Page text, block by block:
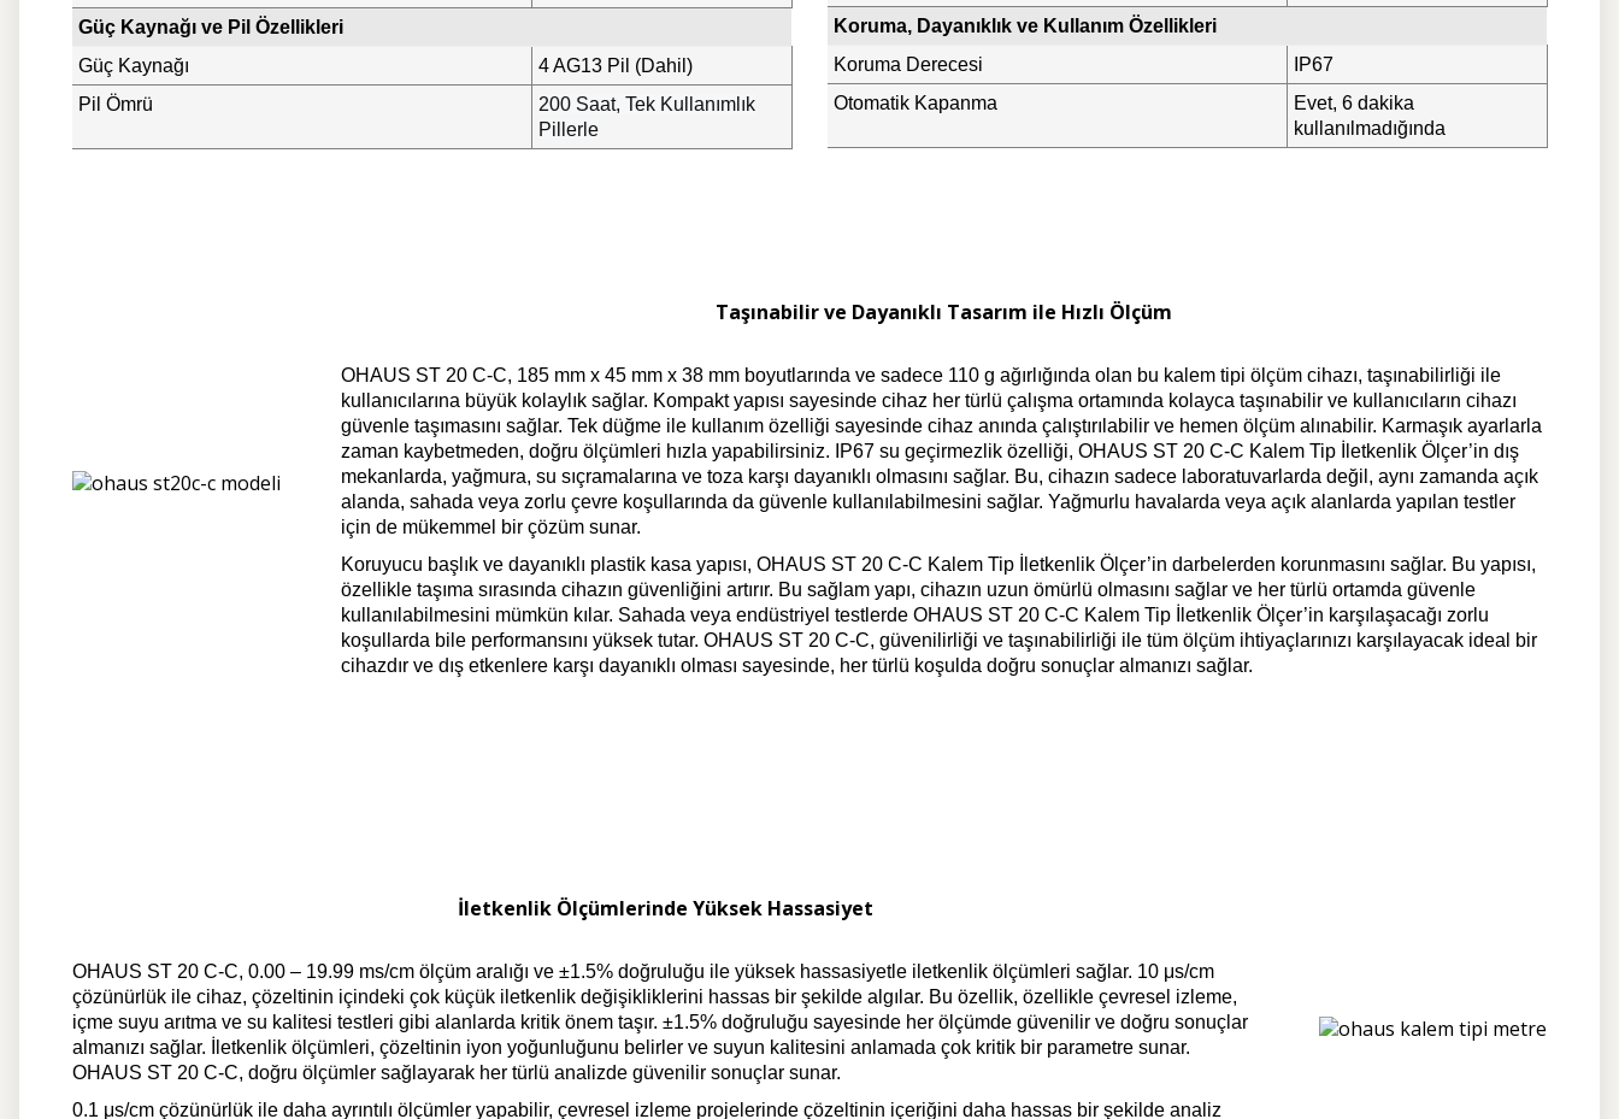
Güç Kaynağı ve Pil Özellikleri
Güç Kaynağı
4 AG13 Pil (Dahil)
Pil Ömrü
200 Saat, Tek Kullanımlık
Pillerle
Koruma, Dayanıklık ve Kullanım Özellikleri
Koruma Derecesi
IP67
Otomatik Kapanma
Evet, 6 dakika
kullanılmadığında
Taşınabilir ve Dayanıklı Tasarım ile Hızlı Ölçüm
OHAUS ST 20 C-C, 185 mm x 45 mm x 38 mm boyutlarında ve sadece 110 g ağırlığında olan bu kalem tipi ölçüm cihazı, taşınabilirliği ile
kullanıcılarına büyük kolaylık sağlar. Kompakt yapısı sayesinde cihaz her türlü çalışma ortamında kolayca taşınabilir ve kullanıcıların cihazı
güvenle taşımasını sağlar. Tek düğme ile kullanım özelliği sayesinde cihaz anında çalıştırılabilir ve hemen ölçüm alınabilir. Karmaşık ayarlarla
zaman kaybetmeden, doğru ölçümleri hızla yapabilirsiniz. IP67 su geçirmezlik özelliği, OHAUS ST 20 C-C Kalem Tip İletkenlik Ölçer’in dış
mekanlarda, yağmura, su sıçramalarına ve toza karşı dayanıklı olmasını sağlar. Bu, cihazın sadece laboratuvarlarda değil, aynı zamanda açık
alanda, sahada veya zorlu çevre koşullarında da güvenle kullanılabilmesini sağlar. Yağmurlu havalarda veya açık alanlarda yapılan testler
için de mükemmel bir çözüm sunar.
Koruyucu başlık ve dayanıklı plastik kasa yapısı, OHAUS ST 20 C-C Kalem Tip İletkenlik Ölçer’in darbelerden korunmasını sağlar. Bu yapısı,
özellikle taşıma sırasında cihazın güvenliğini artırır. Bu sağlam yapı, cihazın uzun ömürlü olmasını sağlar ve her türlü ortamda güvenle
kullanılabilmesini mümkün kılar. Sahada veya endüstriyel testlerde OHAUS ST 20 C-C Kalem Tip İletkenlik Ölçer’in karşılaşacağı zorlu
koşullarda bile performansını yüksek tutar. OHAUS ST 20 C-C, güvenilirliği ve taşınabilirliği ile tüm ölçüm ihtiyaçlarınızı karşılayacak ideal bir
cihazdır ve dış etkenlere karşı dayanıklı olması sayesinde, her türlü koşulda doğru sonuçlar almanızı sağlar.
İletkenlik Ölçümlerinde Yüksek Hassasiyet
OHAUS ST 20 C-C, 0.00 – 19.99 ms/cm ölçüm aralığı ve ±1.5% doğruluğu ile yüksek hassasiyetle iletkenlik ölçümleri sağlar. 10 μs/cm
çözünürlük ile cihaz, çözeltinin içindeki çok küçük iletkenlik değişikliklerini hassas bir şekilde algılar. Bu özellik, özellikle çevresel izleme,
içme suyu arıtma ve su kalitesi testleri gibi alanlarda kritik önem taşır. ±1.5% doğruluğu sayesinde her ölçümde güvenilir ve doğru sonuçlar
almanızı sağlar. İletkenlik ölçümleri, çözeltinin iyon yoğunluğunu belirler ve suyun kalitesini anlamada çok kritik bir parametre sunar.
OHAUS ST 20 C-C, doğru ölçümler sağlayarak her türlü analizde güvenilir sonuçlar sunar.
0.1 μs/cm çözünürlük ile daha ayrıntılı ölçümler yapabilir, çevresel izleme projelerinde çözeltinin içeriğini daha hassas bir şekilde analiz